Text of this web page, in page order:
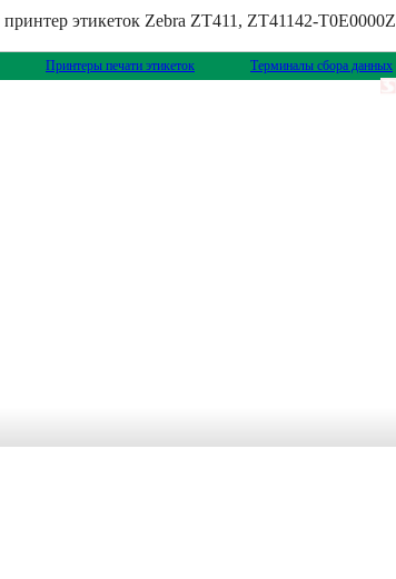
этикеток Zebra ZT411, ZT41142-T0E0000Z
Принтеры печати этикеток Терминалы сбора данных